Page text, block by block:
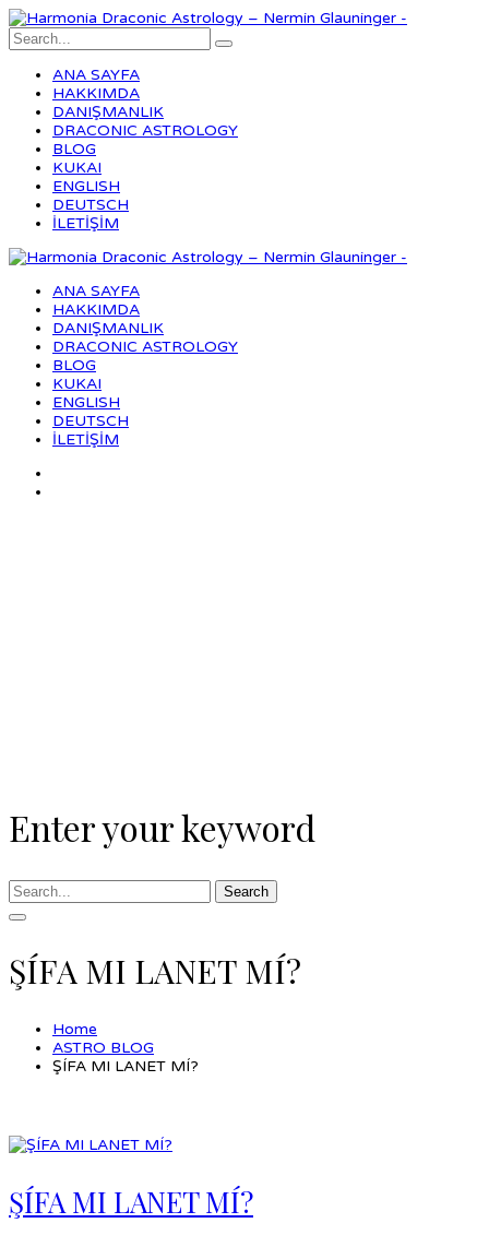
ANA SAYFA
HAKKIMDA
DANIŞMANLIK
DRACONIC ASTROLOGY
BLOG
KUKAI
ENGLISH
DEUTSCH
İLETİŞİM
ANA SAYFA
HAKKIMDA
DANIŞMANLIK
DRACONIC ASTROLOGY
BLOG
KUKAI
ENGLISH
DEUTSCH
İLETİŞİM
Enter your keyword
Search
ŞÍFA MI LANET MÍ?
Home
ASTRO BLOG
ŞÍFA MI LANET MÍ?
ŞÍFA MI LANET MÍ?